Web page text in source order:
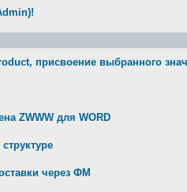
присвоение выбранного
ZWWW для WORD
через ФМ